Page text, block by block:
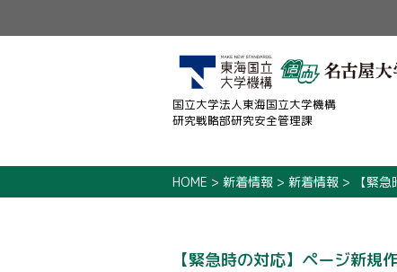
国立大学法人東海国立大学機構
研究戦略部研究安全管理課
HOME > 新着情報 > 新着情報 > 【緊
【緊急時の対応】ページ新規